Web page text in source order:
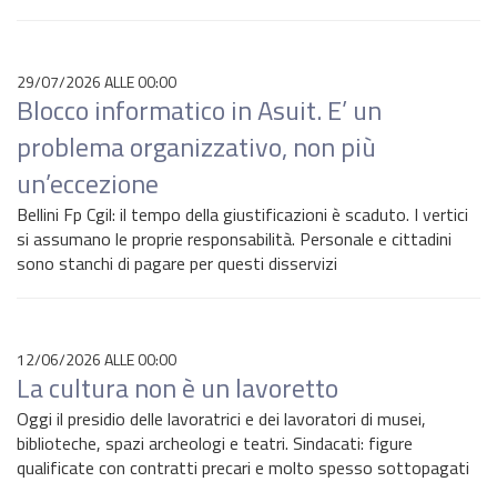
29/07/2026 ALLE 00:00
Blocco informatico in Asuit. E’ un
problema organizzativo, non più
un’eccezione
Bellini Fp Cgil: il tempo della giustificazioni è scaduto. I vertici
si assumano le proprie responsabilità. Personale e cittadini
sono stanchi di pagare per questi disservizi
12/06/2026 ALLE 00:00
La cultura non è un lavoretto
Oggi il presidio delle lavoratrici e dei lavoratori di musei,
biblioteche, spazi archeologi e teatri. Sindacati: figure
qualificate con contratti precari e molto spesso sottopagati